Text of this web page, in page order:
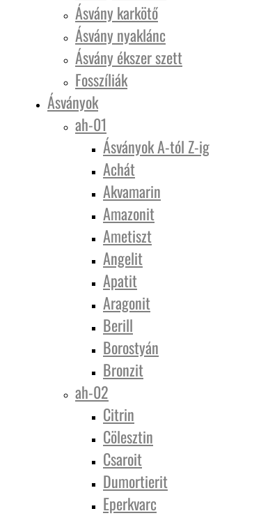
Ásvány karkötő
Ásvány nyaklánc
Ásvány ékszer szett
Fosszíliák
Ásványok
ah-01
Ásványok A-tól Z-ig
Achát
Akvamarin
Amazonit
Ametiszt
Angelit
Apatit
Aragonit
Berill
Borostyán
Bronzit
ah-02
Citrin
Cölesztin
Csaroit
Dumortierit
Eperkvarc